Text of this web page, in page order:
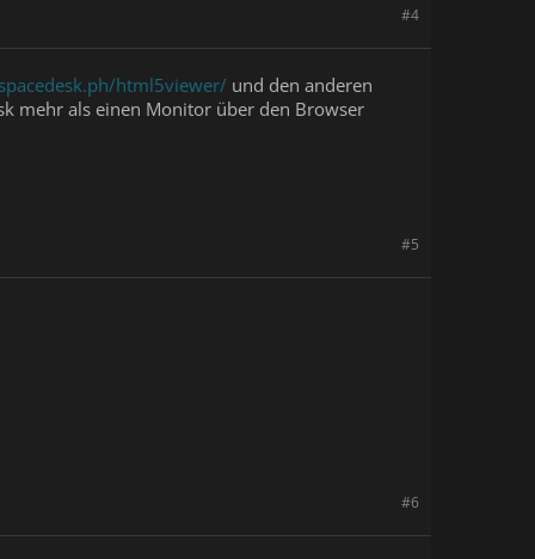
#4
html5viewer/ und den anderen
mehr als einen Monitor über den Browser
#5
#6